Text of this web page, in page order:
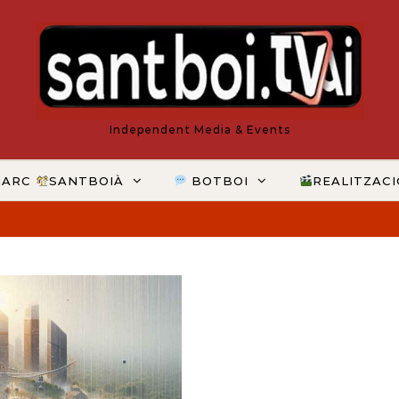
Independent Media & Events
SANTBOIÀ BOTBOI